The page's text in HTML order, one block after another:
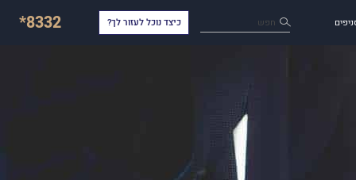
חפש כיצד נוכל לעזור לך? *8332